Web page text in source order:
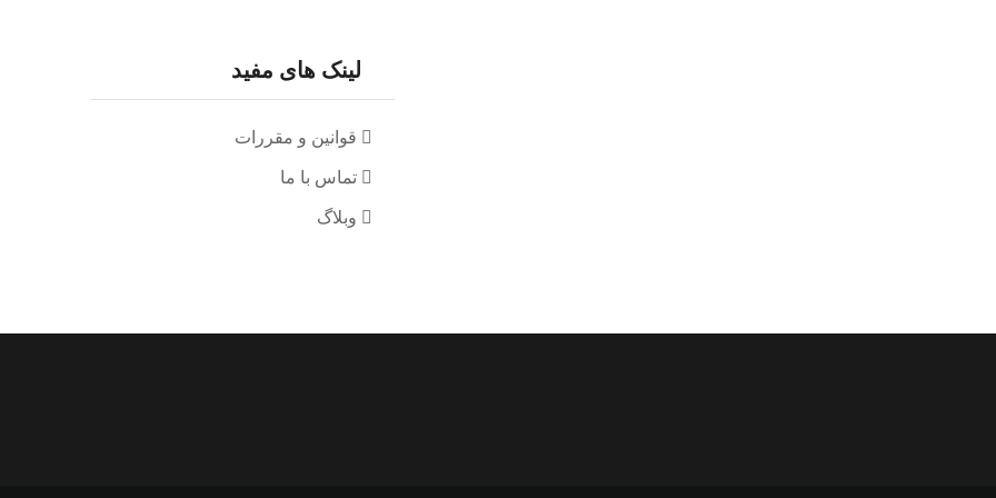
لینک های مفید
قوانین و مقررات
تماس با ما
وبلاگ